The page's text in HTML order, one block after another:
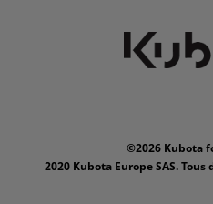
©2026 Kubota
2020 Kubota Europe SAS.